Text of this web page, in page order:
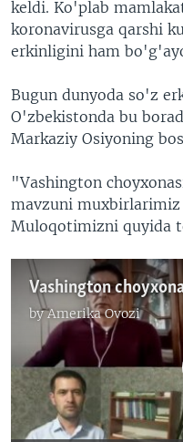
keldi. Ko'plab
koronavirusga qarshi
erkinligini ham
Bugun dunyoda so'z
O'zbekistonda bu
Markaziy Osiyoning
"Vashington
mavzuni
Muloqotimizni quyida
byAmerika Ovozi
No media